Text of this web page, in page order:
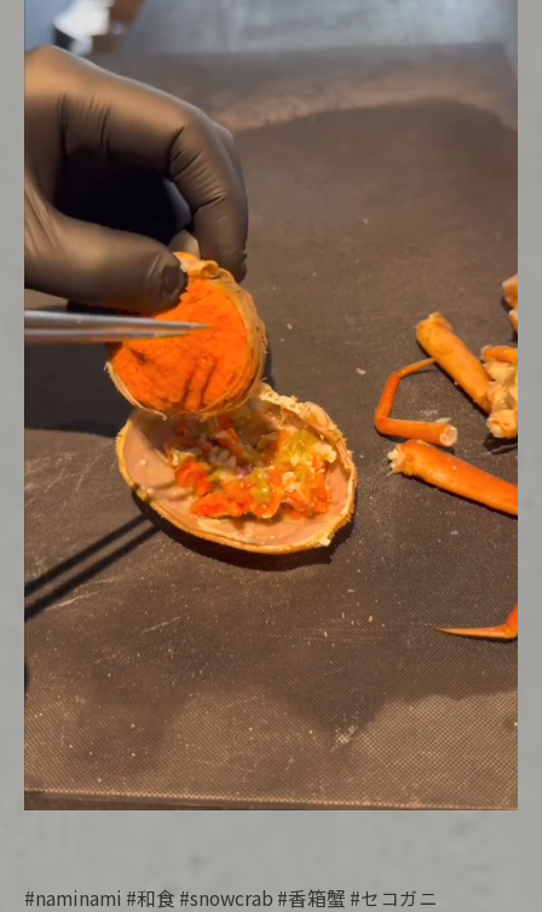
#naminami #和食 #snowcrab #香箱蟹 #セコガニ